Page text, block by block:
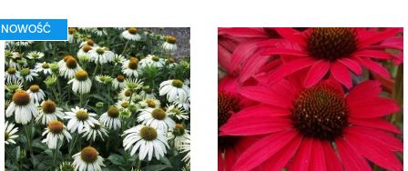
NOWOŚĆ